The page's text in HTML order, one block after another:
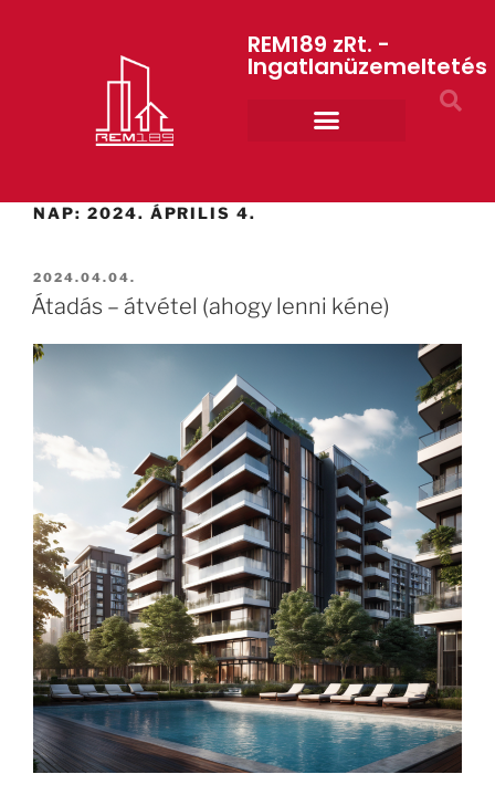
REM189 zRt. -
Ingatlanüzemeltetés
NAP: 2024. ÁPRILIS 4.
2024.04.04.
Átadás – átvétel (ahogy lenni kéne)